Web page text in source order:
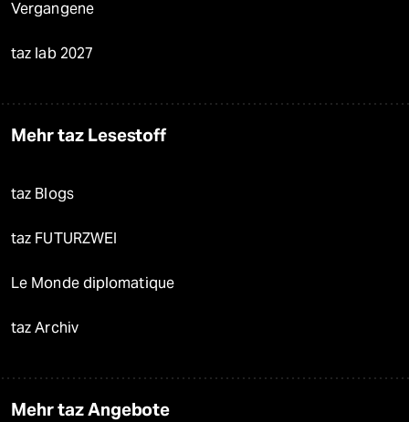
Vergangene
taz lab 2027
Mehr taz Lesestoff
taz Blogs
taz FUTURZWEI
Le Monde diplomatique
taz Archiv
Mehr taz Angebote